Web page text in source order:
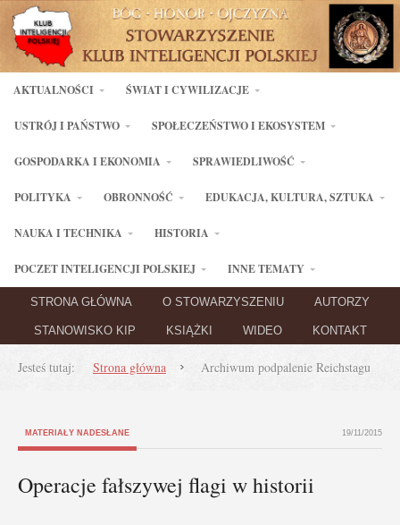
AKTUALNOŚCI ŚWIAT I CYWILIZACJE
USTRÓJ I PAŃSTWO SPOŁECZEŃSTWO I EKOSYSTEM
GOSPODARKA I EKONOMIA SPRAWIEDLIWOŚĆ
POLITYKA OBRONNOŚĆ EDUKACJA, KULTURA, SZTUKA
NAUKA I TECHNIKA HISTORIA
POCZET INTELIGENCJI POLSKIEJ INNE TEMATY
STRONA GŁÓWNA O STOWARZYSZENIU AUTORZY
STANOWISKO KIP KSIĄŻKI WIDEO KONTAKT
Jesteś tutaj: Strona główna Archiwum podpalenie Reichstagu
MATERIAŁY NADESŁANE 19/11/2015
Operacje fałszywej flagi w historii